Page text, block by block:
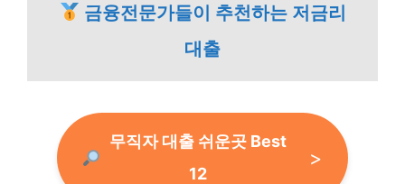
금융전문가들이 추천하는 저금리
대출
무직자 대출 쉬운곳 Best
12